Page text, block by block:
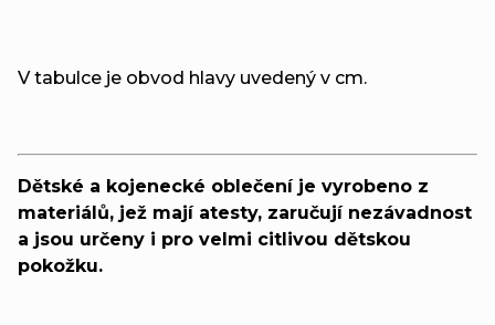
V tabulce je obvod hlavy uvedený v cm.
Dětské a kojenecké oblečení je vyrobeno z
materiálů, jež mají atesty, zaručují nezávadnost
a jsou určeny i pro velmi citlivou dětskou
pokožku.